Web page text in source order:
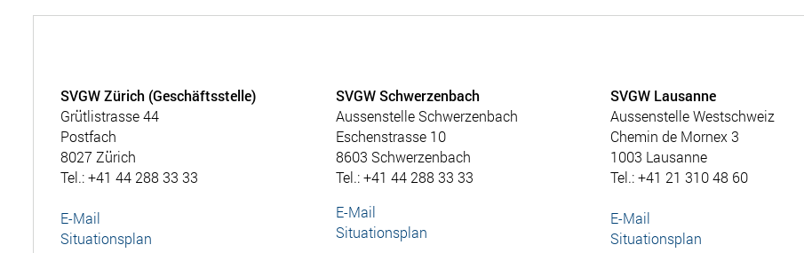
SVGW Zürich (Geschäftsstelle)
Grütlistrasse 44
Postfach
8027 Zürich
Tel.: +41 44 288 33 33
E-Mail
Situationsplan
SVGW Schwerzenbach
Aussenstelle Schwerzenbach
Eschenstrasse 10
8603 Schwerzenbach
Tel.: +41 44 288 33 33
E-Mail
Situationsplan
SVGW Lausanne
Aussenstelle Westschweiz
Chemin de Mornex 3
1003 Lausanne
Tel.: +41 21 310 48 60
E-Mail
Situationsplan